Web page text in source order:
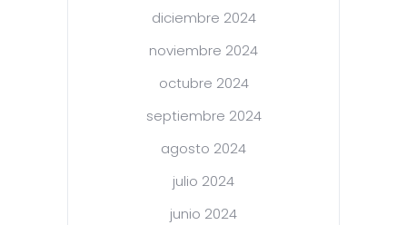
diciembre 2024
noviembre 2024
octubre 2024
septiembre 2024
agosto 2024
julio 2024
junio 2024